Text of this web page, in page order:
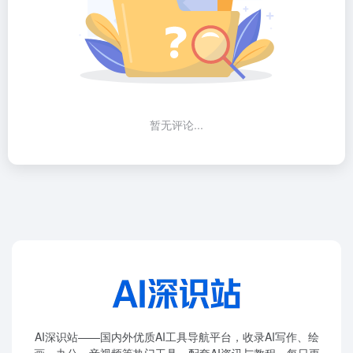
暂无评论...
AI深识站——国内外优质AI工具导航平台，收录AI写作、绘